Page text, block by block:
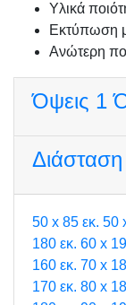
Υλικά
Εκτύπωση
Ανώτερη
Όψεις 1
50 x 85 εκ. 50
180 εκ. 60 x
160 εκ. 70 x
170 εκ. 80 x